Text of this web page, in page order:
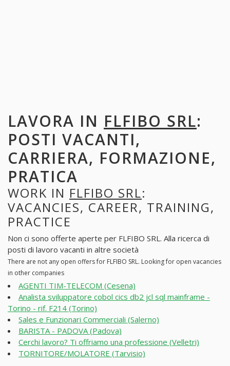
LAVORA IN FLFIBO SRL:
POSTI VACANTI,
CARRIERA, FORMAZIONE,
PRATICA
WORK IN FLFIBO SRL:
VACANCIES, CAREER, TRAINING,
PRACTICE
Non ci sono offerte aperte per FLFIBO SRL. Alla ricerca di
posti di lavoro vacanti in altre società
There are not any open offers for FLFIBO SRL. Looking for open vacancies
in other companies
AGENTI TIM-TELECOM (Cesena)
Analista sviluppatore cobol cics db2 jcl sql mainframe -
Torino - rif. F214 (Torino)
Sales e Funzionari Commerciali (Salerno)
BARISTA - PADOVA (Padova)
Cerchi lavoro? Ti offriamo una professione (Velletri)
TORNITORE/MOLATORE (Tarvisio)